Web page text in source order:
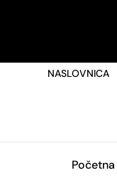
NASLOVNICA
Početna